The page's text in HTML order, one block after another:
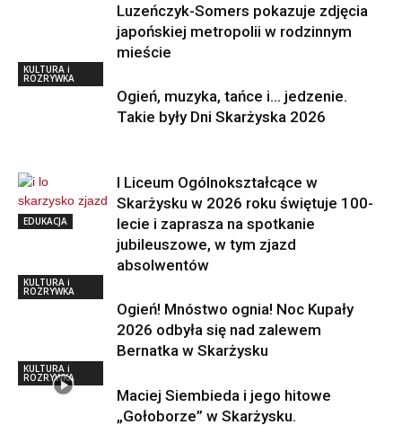
Luzeńczyk-Somers pokazuje zdjęcia
japońskiej metropolii w rodzinnym
mieście
KULTURA i
ROZRYWKA
Ogień, muzyka, tańce i… jedzenie.
Takie były Dni Skarżyska 2026
EDUKACJA
I Liceum Ogólnokształcące w
Skarżysku w 2026 roku świętuje 100-
lecie i zaprasza na spotkanie
jubileuszowe, w tym zjazd
absolwentów
KULTURA i
ROZRYWKA
Ogień! Mnóstwo ognia! Noc Kupały
2026 odbyła się nad zalewem
Bernatka w Skarżysku
KULTURA i
ROZRYWKA
Maciej Siembieda i jego hitowe
„Gołoborze” w Skarżysku.